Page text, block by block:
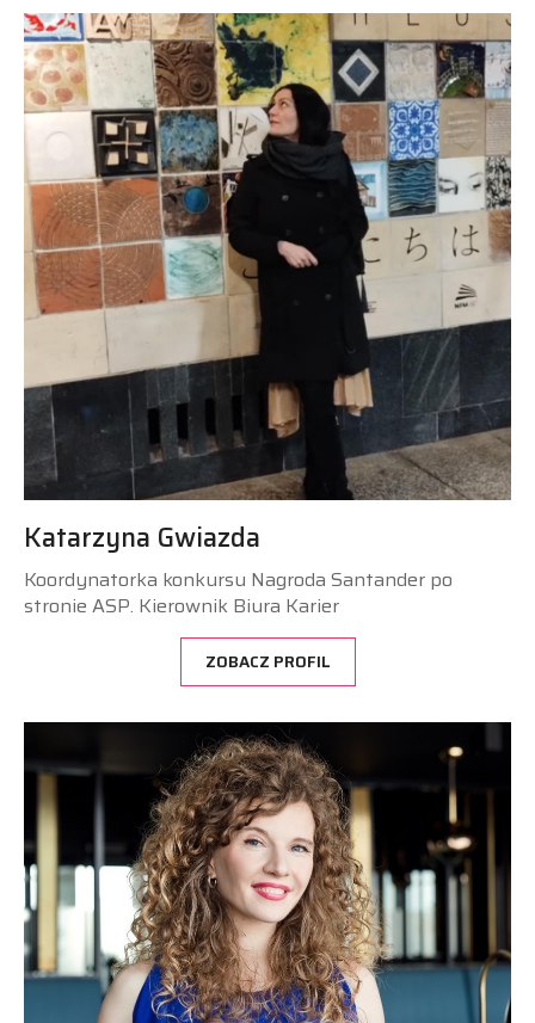
Katarzyna Gwiazda
Koordynatorka konkursu Nagroda Santander po
stronie ASP. Kierownik Biura Karier
ZOBACZ PROFIL